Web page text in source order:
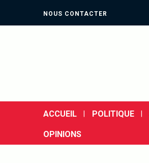
NOUS CONTACTER
ACCUEIL POLITIQUE
OPINIONS